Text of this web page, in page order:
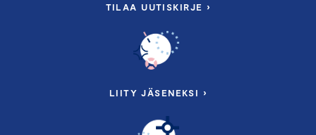
TILAA UUTISKIRJE ›
LIITY JÄSENEKSI ›